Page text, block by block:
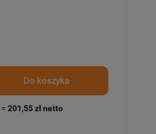
Do koszyka
=201,55 złnetto